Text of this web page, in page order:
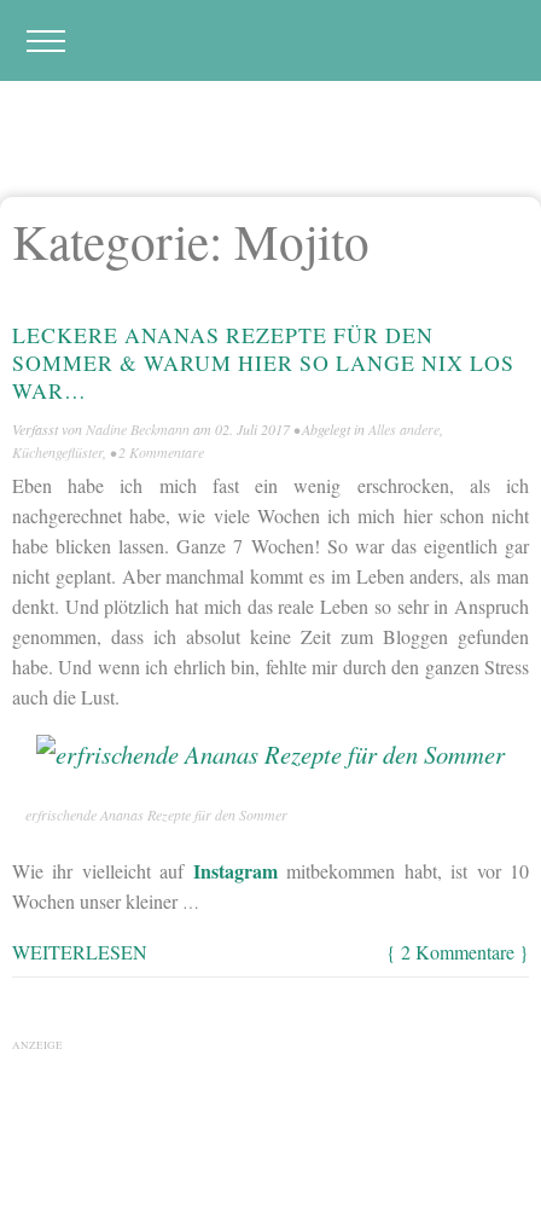
Kategorie: Mojito
LECKERE ANANAS REZEPTE FÜR DEN
SOMMER & WARUM HIER SO LANGE NIX LOS
WAR…
Verfasst von Nadine Beckmann am 02. Juli 2017 • Abgelegt in Alles andere
Küchengeflüster, •2 Kommentare
Eben habe ich mich fast ein wenig erschrocken, als ich
nachgerechnet habe, wie viele Wochen ich mich hier schon nicht
habe blicken lassen. Ganze 7 Wochen! So war das eigentlich gar
nicht geplant. Aber manchmal kommt es im Leben anders, als man
denkt. Und plötzlich hat mich das reale Leben so sehr in Anspruch
genommen, dass ich absolut keine Zeit zum Bloggen gefunden
habe. Und wenn ich ehrlich bin, fehlte mir durch den ganzen Stress
auch die Lust.
erfrischende Ananas Rezepte für den Sommer
Wie ihr vielleicht auf Instagrammitbekommen habt, ist vor 10
Wochen unser kleiner …
WEITERLESEN { 2 Kommentare }
ANZEIGE